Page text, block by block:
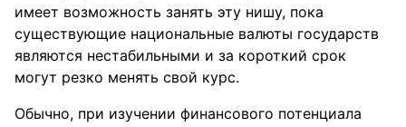
имеет возможность занять эту нишу, пока
существующие национальные валюты государств
являются нестабильными и за короткий срок
могут резко менять свой курс.
Обычно, при изучении финансового потенциала